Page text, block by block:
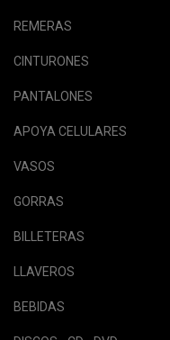
REMERAS
CINTURONES
PANTALONES
APOYA CELULARES
VASOS
GORRAS
BILLETERAS
LLAVEROS
BEBIDAS